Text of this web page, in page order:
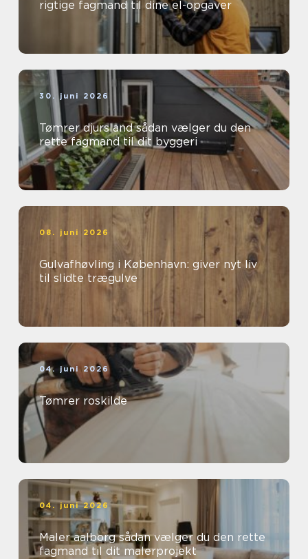
rigtige fagmand til dine el-opgaver
30. juni 2026
Tømrer djursland sådan vælger du den
rette fagmand til dit byggeri
08. juni 2026
Gulvafhøvling i København: giver nyt liv
til slidte trægulve
04. juni 2026
Tømrer roskilde
04. juni 2026
Maler aalborg sådan vælger du den rette
fagmand til dit malerprojekt